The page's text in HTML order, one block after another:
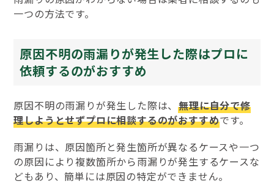
一つの方法です。
原因不明の雨漏りが発生した際はプロに
依頼するのがおすすめ
原因不明の雨漏りが発生した際は、無理に自分で修
理しようとせずプロに相談するのがおすすめです。
雨漏りは、原因箇所と発生箇所が異なるケースや一つ
の原因により複数箇所から雨漏りが発生するケースな
どもあり、簡単には原因の特定ができません。